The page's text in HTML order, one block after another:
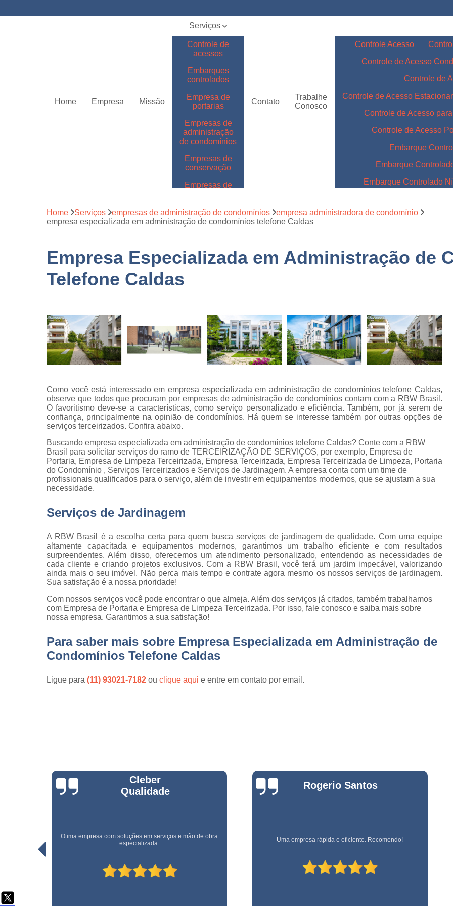
Home Empresa Missão
Serviços
Controle de
acessos
Embarques
controlados
Empresa de
portarias
Empresas de
administração
de condomínios
Empresas de
conservação
Empresas de
Empresas de
limpeza
logística
monitoramento
Empresas de
recrutamento e
seleção
Empresas de
Empresas de
terceirização de
limpezas
Empresas
Gestões de
qualidade
Inspeção de
peça
recebimentos
qualidade
Inspeções
visuais
Manutenção de
Movimentação
de cargas
condomínios
Serviço de
Serviço de
Serviço de
limpeza pós
Contato
Trabalhe
Conosco
Controle Acesso
Controle de Acesso
Controle de
Controle de Acesso
Controle de Acesso
Controle de Acesso
Embarque
Embarque
Embarque Controlado
Embarque Controlado para
Empresa de Portaria
Empresa de Portaria e
Empresa de
Empresa Portaria e
Empresa Terceirizada
Empresa
Empresa
Empresa
Empresa
Empresa de
Empresa de
Empresa de Gestão de
Empresa
Empresa
Empresa Conservação
Empresa de
Empresa
Empresa de
Empresa de
Empresa de
Empresa
Empresa
Empresa Terceirizada
Empresa
Empresa de
Home Serviços empresas de administração de condomínios
empresa administradora de condomínio
empresa especializada em administração de condomínios telefone Caldas
Empresa Especializada em Administração de
Telefone Caldas
Como você está interessado em empresa especializada em administração de condomínios telefone Caldas,
observe que todos que procuram por empresas de administração de condomínios contam com a RBW Brasil.
O favoritismo deve-se a características, como serviço personalizado e eficiência. Também, por já serem de
confiança, principalmente na opinião de condomínios. Há quem se interesse também por outras opções de
serviços terceirizados. Confira abaixo.
Buscando empresa especializada em administração de condomínios telefone Caldas? Conte com a RBW
Brasil para solicitar serviços do ramo de TERCEIRIZAÇÃO DE SERVIÇOS, por exemplo, Empresa de
Portaria, Empresa de Limpeza Terceirizada, Empresa Terceirizada, Empresa Terceirizada de Limpeza, Portaria
do Condomínio , Serviços Terceirizados e Serviços de Jardinagem. A empresa conta com um time de
profissionais qualificados para o serviço, além de investir em equipamentos modernos, que se ajustam a sua
necessidade.
Serviços de Jardinagem
A RBW Brasil é a escolha certa para quem busca serviços de jardinagem de qualidade. Com uma equipe
altamente capacitada e equipamentos modernos, garantimos um trabalho eficiente e com resultados
surpreendentes. Além disso, oferecemos um atendimento personalizado, entendendo as necessidades de
cada cliente e criando projetos exclusivos. Com a RBW Brasil, você terá um jardim impecável, valorizando
ainda mais o seu imóvel. Não perca mais tempo e contrate agora mesmo os nossos serviços de jardinagem.
Sua satisfação é a nossa prioridade!
Com nossos serviços você pode encontrar o que almeja. Além dos serviços já citados, também trabalhamos
com Empresa de Portaria e Empresa de Limpeza Terceirizada. Por isso, fale conosco e saiba mais sobre
nossa empresa. Garantimos a sua satisfação!
Para saber mais sobre Empresa Especializada em Administração de
Condomínios Telefone Caldas
Ligue para (11) 93021-7182 ou clique aqui e entre em contato por email.
Rogerio Santos
Uma empresa rápida e eficiente. Recomendo!
Bianca
Zanardo
Empresa referência em terceirização de mão de obra!